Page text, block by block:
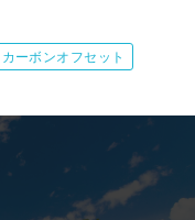
カーボンオフセット